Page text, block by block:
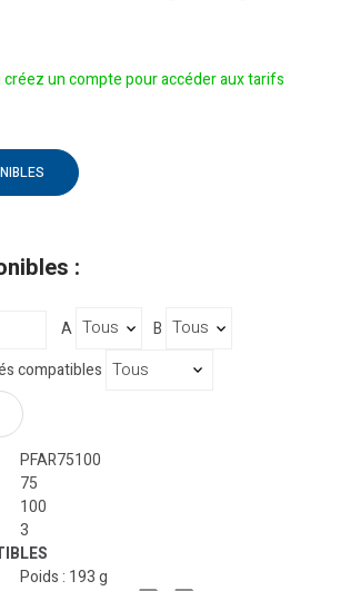
un compte pour accéder aux tarifs
:
A
B
compatibles
PFAR75100
75
100
3
Poids : 193 g